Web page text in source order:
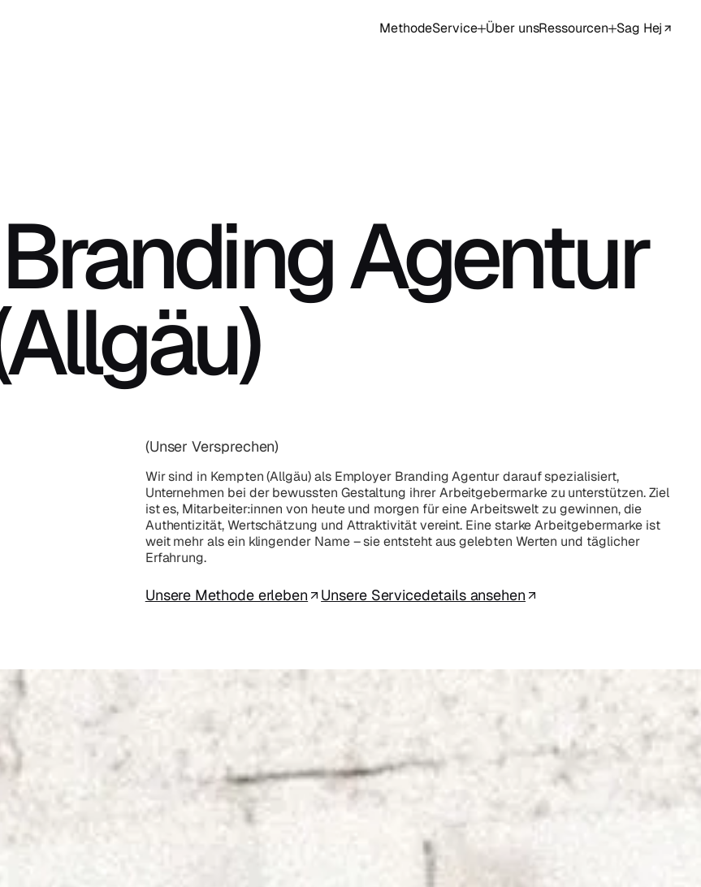
MethodeService Über unsRessourcen Sag Hej
Agentur
(Unser Versprechen)
Wir sind in Kempten (Allgäu) als Employer Branding Agentur darauf spezialisiert,
Unternehmen bei der bewussten Gestaltung ihrer Arbeitgebermarke zu unterstützen. Ziel
ist es, Mitarbeiter:innen von heute und morgen für eine Arbeitswelt zu gewinnen, die
Authentizität, Wertschätzung und Attraktivität vereint. Eine starke Arbeitgebermarke ist
weit mehr als ein klingender Name – sie entsteht aus gelebten Werten und täglicher
Erfahrung.
Unsere Methode erleben Unsere Servicedetails ansehen